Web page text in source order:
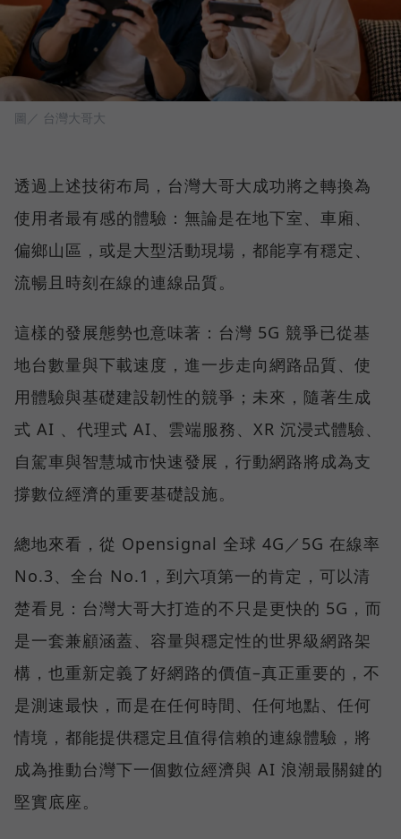
圖／ 台灣大哥大
透過上述技術布局，台灣大哥大成功將之轉換為
使用者最有感的體驗：無論是在地下室、車廂、
偏鄉山區，或是大型活動現場，都能享有穩定、
流暢且時刻在線的連線品質。
這樣的發展態勢也意味著：台灣 5G 競爭已從基
地台數量與下載速度，進一步走向網路品質、使
用體驗與基礎建設韌性的競爭；未來，隨著生成
式 AI 、代理式 AI、雲端服務、XR 沉浸式體驗、
自駕車與智慧城市快速發展，行動網路將成為支
撐數位經濟的重要基礎設施。
總地來看，從 Opensignal 全球 4G／5G 在線率
No.3、全台 No.1，到六項第一的肯定，可以清
楚看見：台灣大哥大打造的不只是更快的 5G，而
是一套兼顧涵蓋、容量與穩定性的世界級網路架
構，也重新定義了好網路的價值–真正重要的，不
是測速最快，而是在任何時間、任何地點、任何
情境，都能提供穩定且值得信賴的連線體驗，將
成為推動台灣下一個數位經濟與 AI 浪潮最關鍵的
堅實底座。